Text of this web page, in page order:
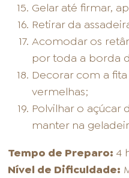
Gelar até firmar,
Retirar da
Acomodar os
por toda a borda
Decorar com a
vermelhas;
Polvilhar o açúcar
manter na
Tempo de Preparo: 4
Nível de Dificuldade: